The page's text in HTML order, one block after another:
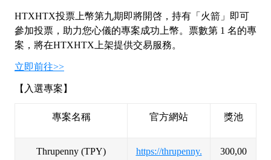
HTXHTX投票上幣第九期即將開啓，持有「火箭」即可
參加投票，助力您心儀的專案成功上幣。票數第 1 名的專
案，將在HTXHTX 上架提供交易服務。
立即前往>>
【入選專案】
專案名稱 官方網站 獎池
Thrupenny (TPY)
https://thrupenny.
300,00